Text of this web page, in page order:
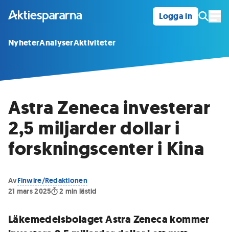
Logga in
NyheterAnalyserAktiviteter
Astra Zeneca investerar
2,5 miljarder dollar i
forskningscenter i Kina
AvFinwire/Redaktionen
21 mars 2025
2 min lästid
Läkemedelsbolaget Astra Zeneca kommer